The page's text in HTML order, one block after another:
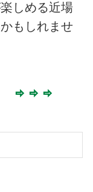
しめる近場
もしれませ
⇨ ⇨ ⇨